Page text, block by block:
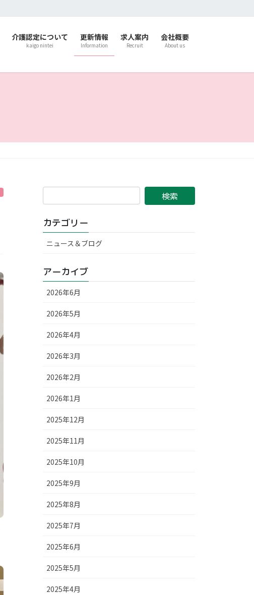
介護認定について
kaigo nintei
更新情報
Information
求人案内
Recruit
会社概要
About us
カテゴリー
ニュース＆ブログ
アーカイブ
2026年6月
2026年5月
2026年4月
2026年3月
2026年2月
2026年1月
2025年12月
2025年11月
2025年10月
2025年9月
2025年8月
2025年7月
2025年6月
2025年5月
2025年4月